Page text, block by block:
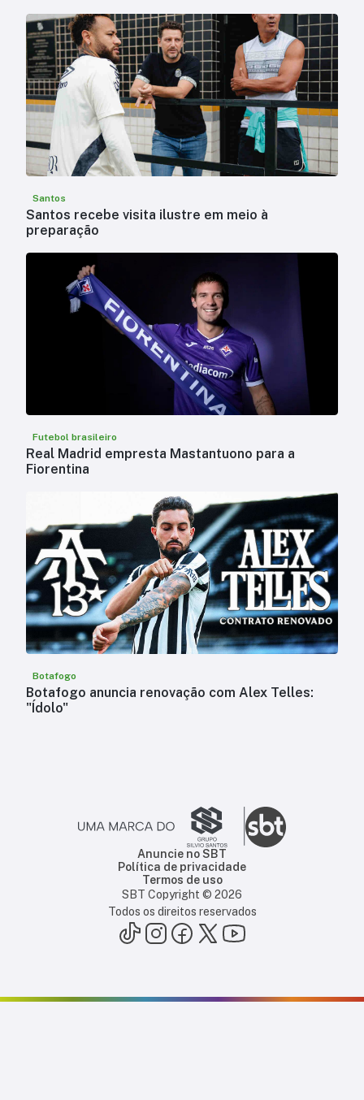
Santos
Santos recebe visita ilustre em meio à
preparação
Futebol brasileiro
Real Madrid empresta Mastantuono para a
Fiorentina
Botafogo
Botafogo anuncia renovação com Alex Telles:
"Ídolo"
Anuncie no SBT
Política de privacidade
Termos de uso
SBT Copyright © 2026
Todos os direitos reservados